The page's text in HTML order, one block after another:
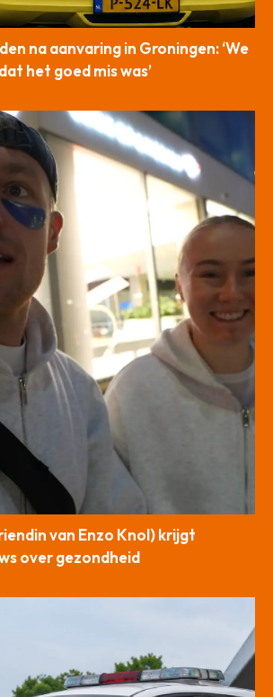
na aanvaring in Groningen: ‘We
het goed mis was’
van Enzo Knol) krijgt
over gezondheid